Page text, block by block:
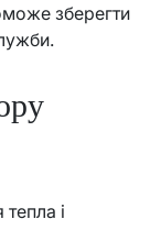
зберегти
і